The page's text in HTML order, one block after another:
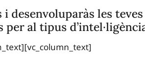
i desenvoluparàs les
per al tipus